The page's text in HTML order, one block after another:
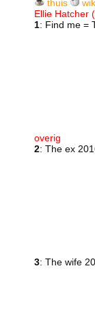
thuis
Ellie Hatcher
1: Find me =
overig
2: The ex
3: The wife